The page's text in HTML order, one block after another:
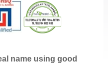
name using good